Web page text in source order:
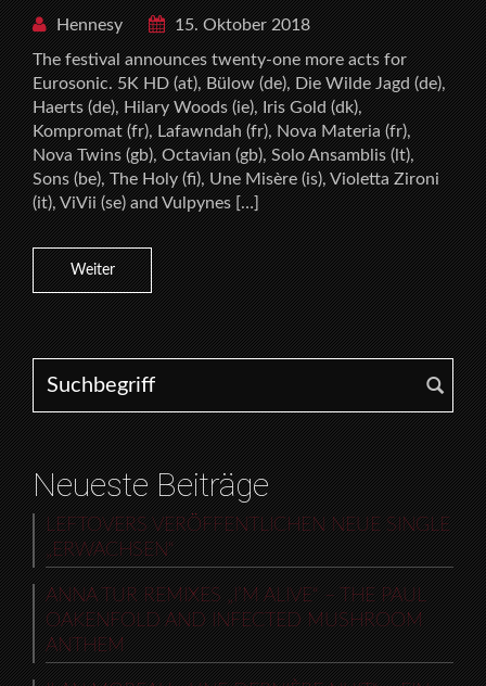
Hennesy
15. Oktober 2018
The festival announces twenty-one more acts for
Eurosonic. 5K HD (at), Bülow (de), Die Wilde Jagd (de),
Haerts (de), Hilary Woods (ie), Iris Gold (dk),
Kompromat (fr), Lafawndah (fr), Nova Materia (fr),
Nova Twins (gb), Octavian (gb), Solo Ansamblis (lt),
Sons (be), The Holy (fi), Une Misère (is), Violetta Zironi
(it), ViVii (se) and Vulpynes […]
Weiter
Search for:
Neueste Beiträge
LEFTOVERS VERÖFFENTLICHEN NEUE SINGLE
„ERWACHSEN“
ANNA TUR REMIXES „I’M ALIVE“ – THE PAUL
OAKENFOLD AND INFECTED MUSHROOM
ANTHEM